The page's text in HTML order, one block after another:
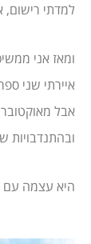
למדתי רישום,
ומאז אני
איירתי שני
אבל מאוקטובר 2023 אני עוסקת רק בציור הפרויקט שלי
ובהתנדבויות
היא עצמה עם